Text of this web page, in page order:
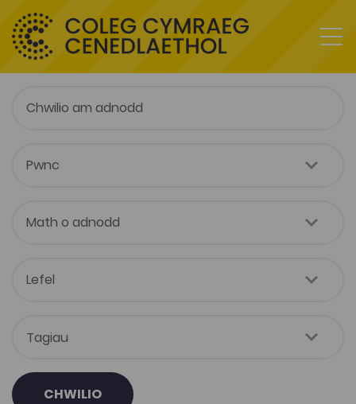
CHWILIO